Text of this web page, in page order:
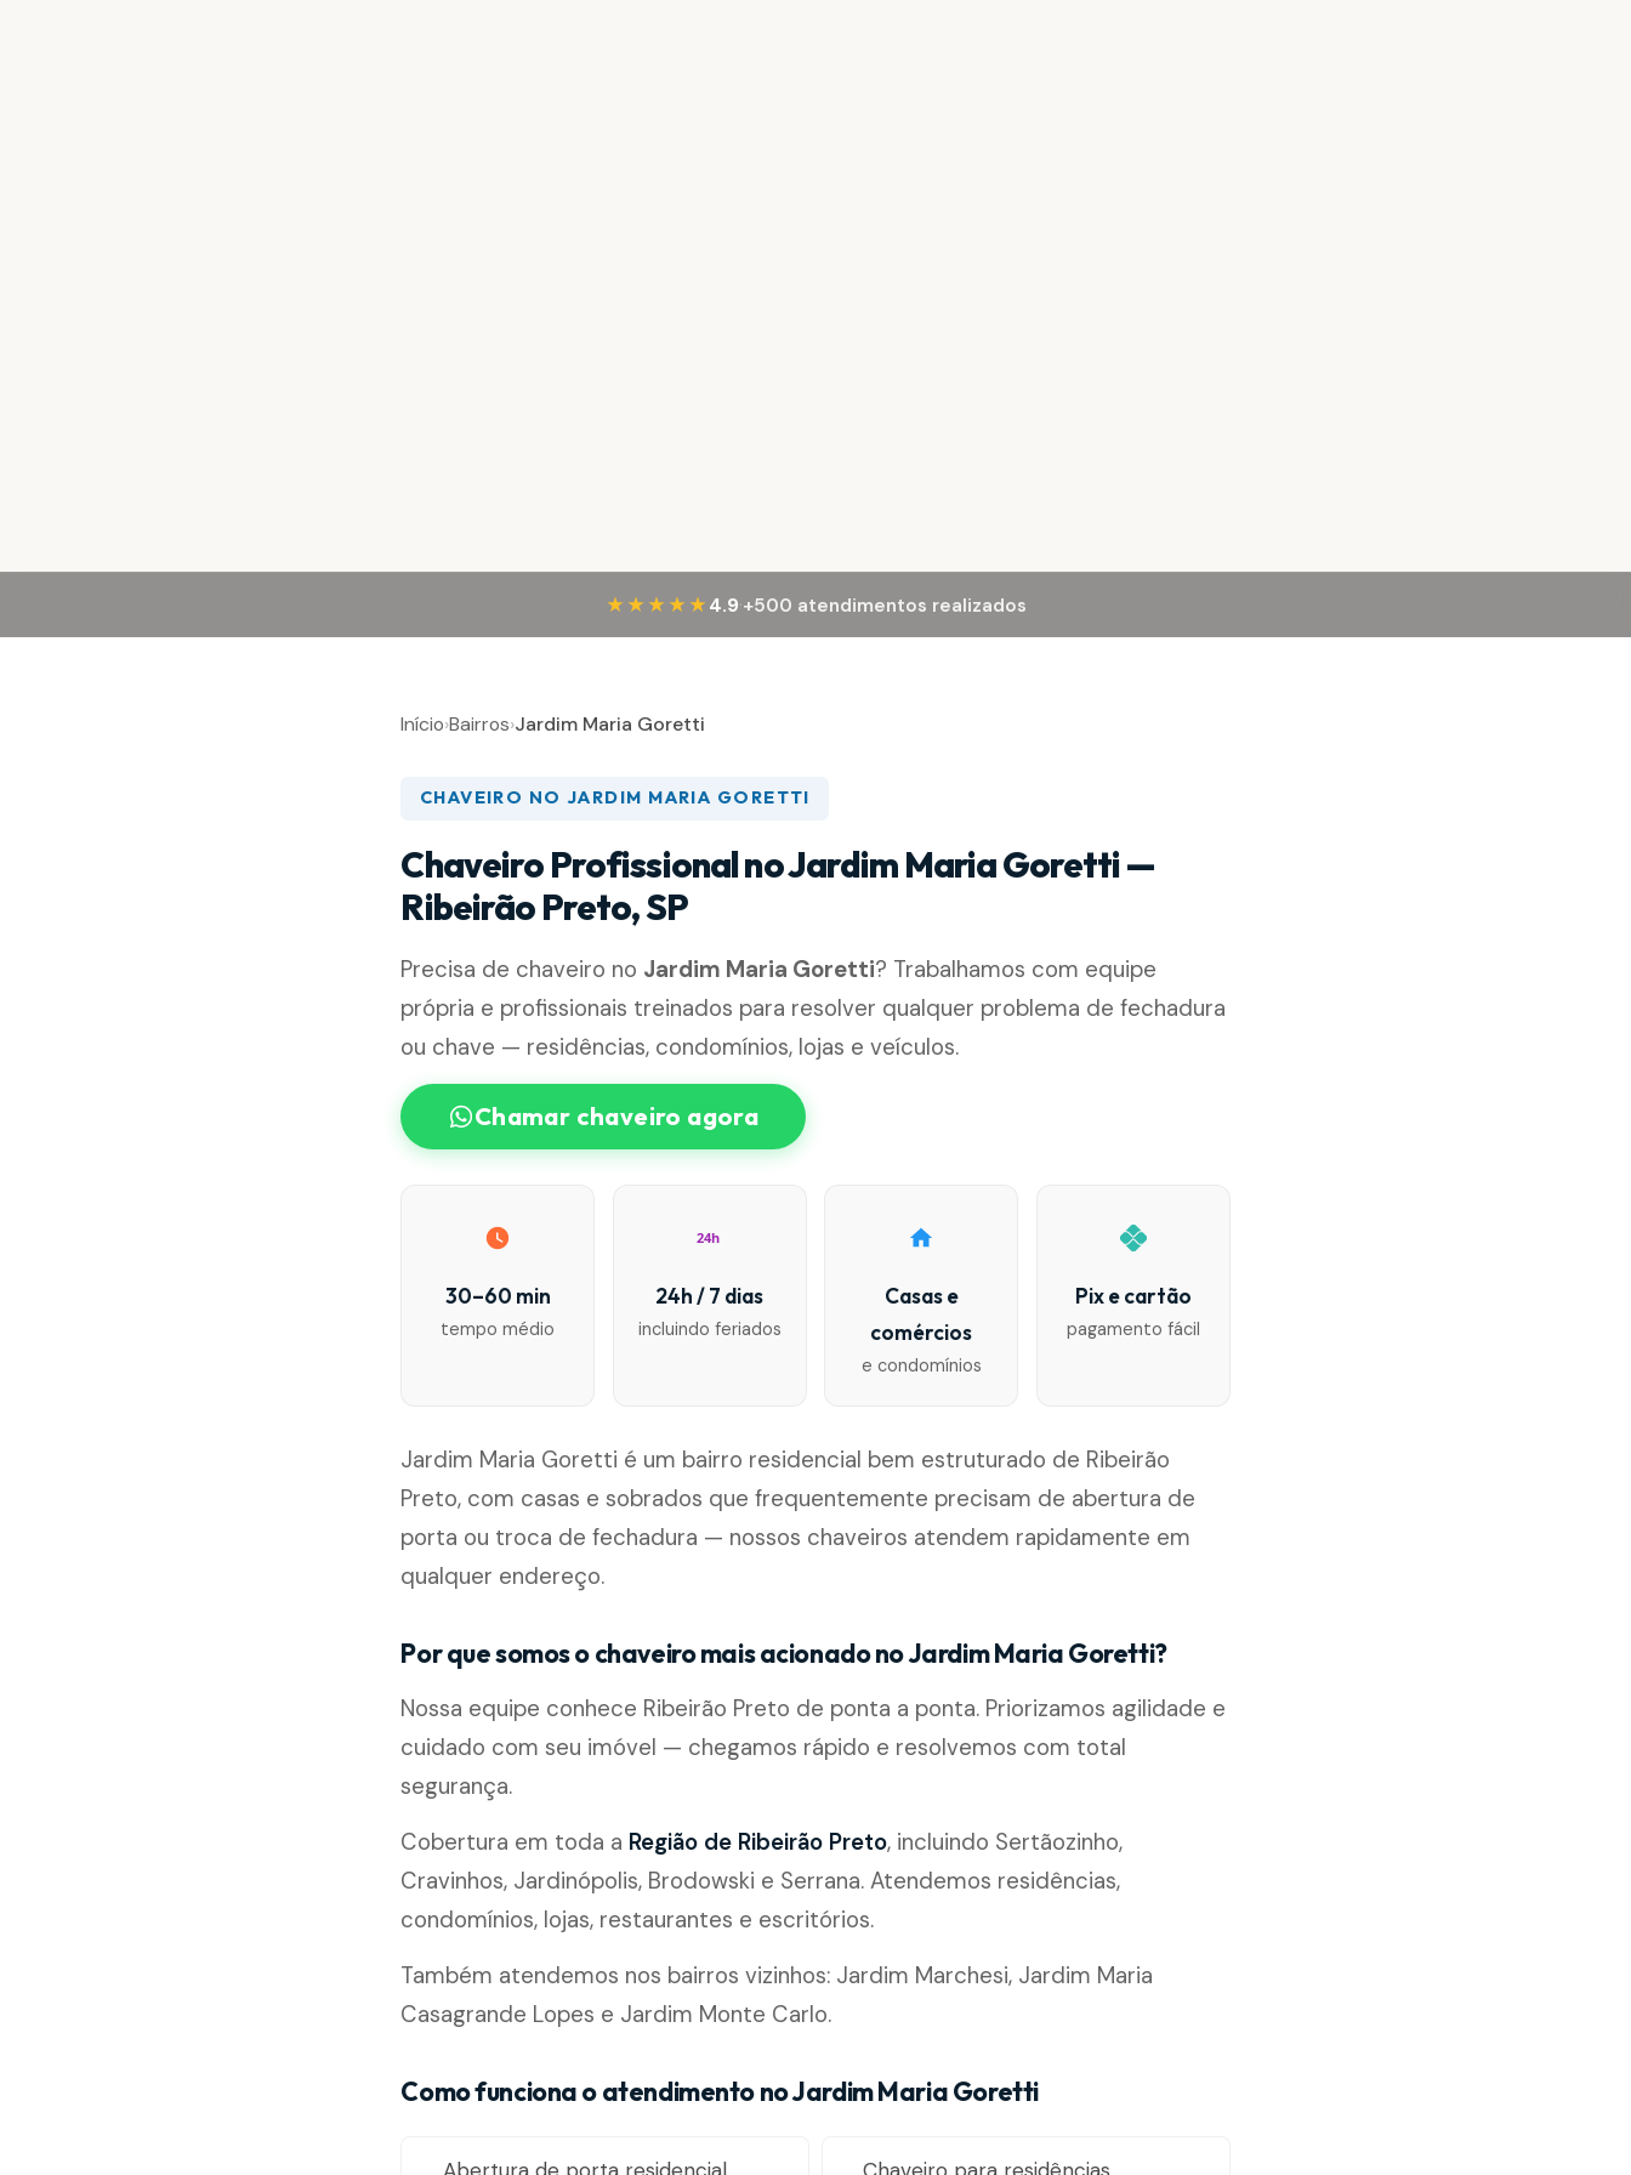
★★★★★ 4.9·+500 atendimentos realizados
Início›Bairros›Jardim Maria Goretti
CHAVEIRO NO JARDIM MARIA GORETTI
Chaveiro Profissional no Jardim Maria Goretti —
Ribeirão Preto, SP
Precisa de chaveiro no Jardim Maria Goretti? Trabalhamos com equipe
própria e profissionais treinados para resolver qualquer problema de fechadura
ou chave — residências, condomínios, lojas e veículos.
Chamar chaveiro agora
30–60 min
tempo médio
24h
24h / 7 dias
incluindo feriados
Casas e
comércios
e condomínios
Pix e cartão
pagamento fácil
Jardim Maria Goretti é um bairro residencial bem estruturado de Ribeirão
Preto, com casas e sobrados que frequentemente precisam de abertura de
porta ou troca de fechadura — nossos chaveiros atendem rapidamente em
qualquer endereço.
Por que somos o chaveiro mais acionado no Jardim Maria Goretti?
Nossa equipe conhece Ribeirão Preto de ponta a ponta. Priorizamos agilidade e
cuidado com seu imóvel — chegamos rápido e resolvemos com total
segurança.
Cobertura em toda a Região de Ribeirão Preto, incluindo Sertãozinho,
Cravinhos, Jardinópolis, Brodowski e Serrana. Atendemos residências,
condomínios, lojas, restaurantes e escritórios.
Também atendemos nos bairros vizinhos: Jardim Marchesi, Jardim Maria
Casagrande Lopes e Jardim Monte Carlo.
Como funciona o atendimento no Jardim Maria Goretti